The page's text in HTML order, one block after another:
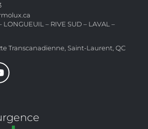
LONGUEUIL – RIVE SUD – LAVAL –
Transcanadienne, Saint-Laurent, QC